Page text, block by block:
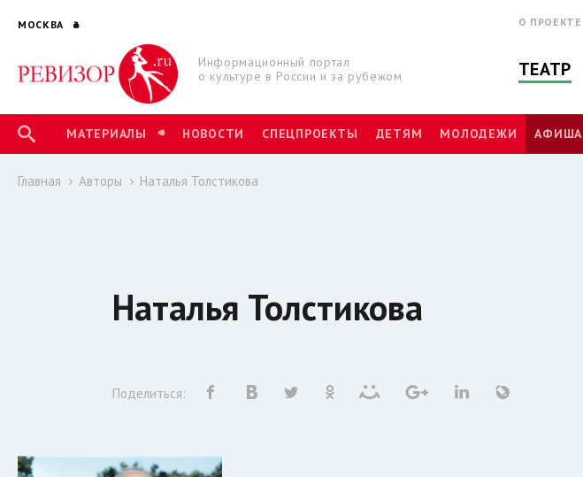
МОСКВА
Информационный портал
о культуре в России и за рубежом
О ПРОЕКТЕ
ТЕАТР
МАТЕРИАЛЫ НОВОСТИ СПЕЦПРОЕКТЫ ДЕТЯМ МОЛОДЕЖИ АФИША
Главная Авторы Наталья Толстикова
Наталья Толстикова
Поделиться: